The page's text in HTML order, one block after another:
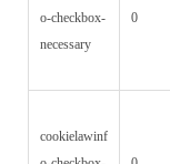
o-checkbox-
necessary
0
cookielawinf